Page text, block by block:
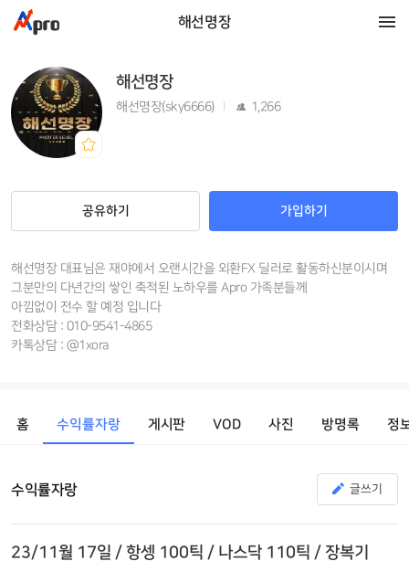
해선명장
해선명장
해선명장(sky6666) 1,266
공유하기 가입하기
해선명장 대표님은 재야에서 오랜시간을 외환FX 딜러로 활동하신분이시며
그분만의 다년간의 쌓인 축적된 노하우를 Apro 가족분들께
아낌없이 전수 할 예정 입니다
전화상담 : 010-9541-4865
카톡상담 : @1xora
홈 수익률자랑 게시판 VOD 사진 방명록 정
수익률자랑 글쓰기
23/11월 17일 / 항셍 100틱 / 나스닥 110틱 / 장복기